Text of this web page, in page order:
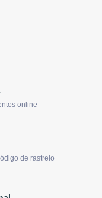
online
de rastreio